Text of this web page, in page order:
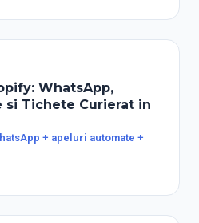
WhatsApp,
si Tichete Curierat in
+ apeluri automate +